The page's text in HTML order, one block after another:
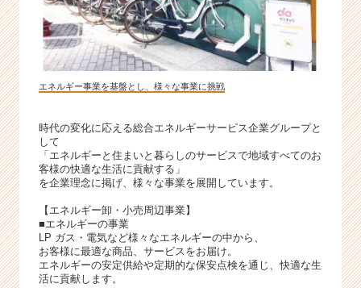
エネルギー事業を基盤とし、様々な事業に挑戦
時代の変化に応える総合エネルギーサービス企業グループと
して
「エネルギーと住まいと暮らしのサービスで地域すべてのお
客様の快適な生活に貢献する」
を企業理念に掲げ、様々な事業を展開しています。
【エネルギー卸・小売周辺事業】
■エネルギーの事業
LP ガス・電気など様々なエネルギーの中から、
お客様に最適な商品、サービスをお届け。
エネルギーの安定供給や定期的な保安点検を通じ、快適な生
活に貢献します。